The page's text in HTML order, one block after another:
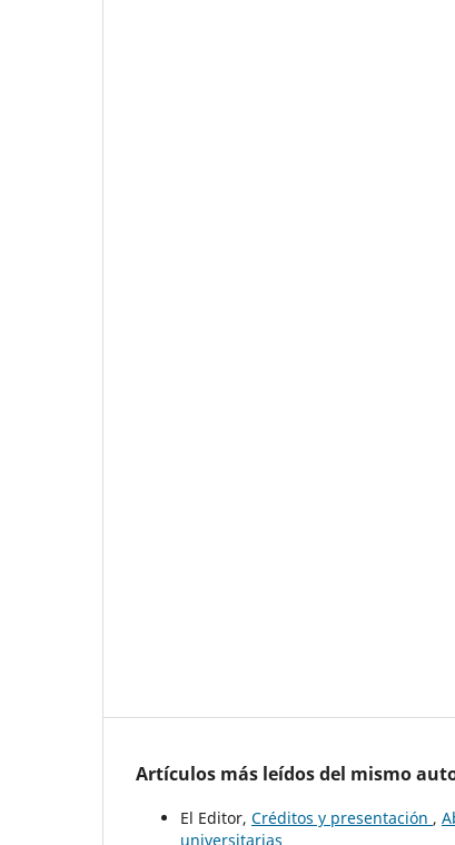
Artículos más leídos del mismo
El Editor, Créditos y presentación ,
universitarias